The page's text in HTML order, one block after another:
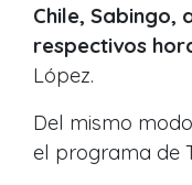
Chile, Sabingo,
respectivos
López.
Del mismo
el programa de